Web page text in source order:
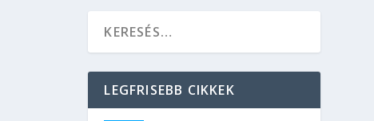
LEGFRISEBB CIKKEK